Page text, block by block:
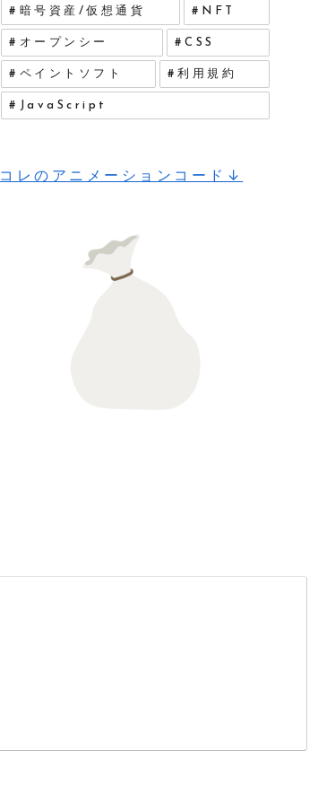
暗号資産/仮想通貨 NFT
オープンシー CSS
ペイントソフト 利用規約
JavaScript
コレのアニメーションコード↓